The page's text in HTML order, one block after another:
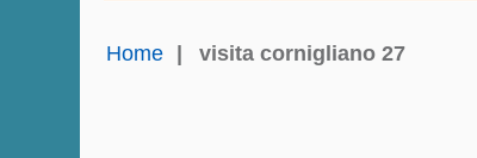
Home visita cornigliano 27